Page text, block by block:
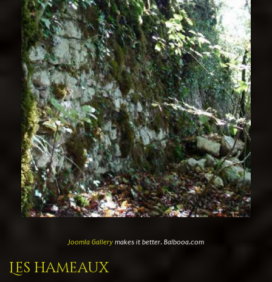
Joomla Gallerymakes it better. Balbooa.com
Les hameaux